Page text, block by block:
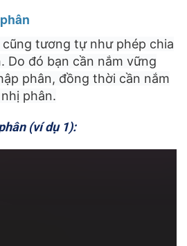
cũng tương tự như phép chia
Do đó bạn cần nắm vững
phân, đồng thời cần nắm
phân.
(ví dụ 1):